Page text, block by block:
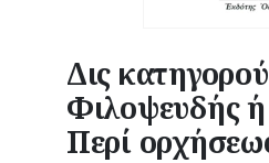
Δις
Φιλοψευδής
Περί